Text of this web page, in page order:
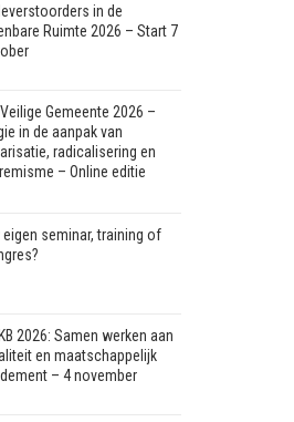
in de
Ruimte 2026 – Start 7
Veilige Gemeente 2026 –
in de aanpak van
radicalisering en
– Online editie
eigen seminar, training of
2026: Samen werken aan
en maatschappelijk
– 4 november